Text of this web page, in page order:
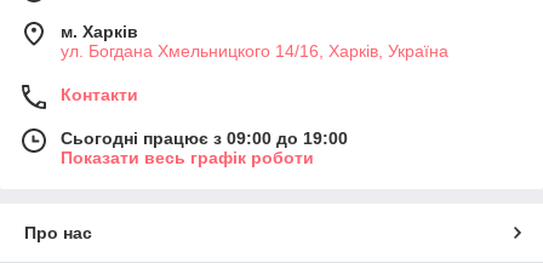
м. Харків
ул. Богдана Хмельницкого 14/16, Харків, Україна
Контакти
Сьогодні працює з 09:00 до 19:00
Показати весь графік роботи
Про нас